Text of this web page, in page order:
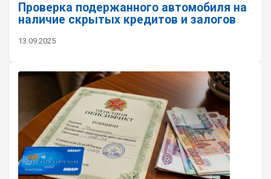
Проверка подержанного автомобиля на
наличие скрытых кредитов и залогов
13.09.2025